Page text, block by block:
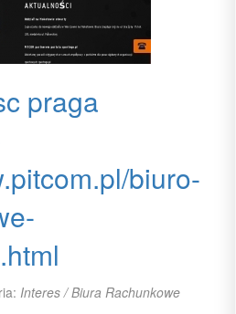
praga
biuro-
Interes / Biura Rachunkowe